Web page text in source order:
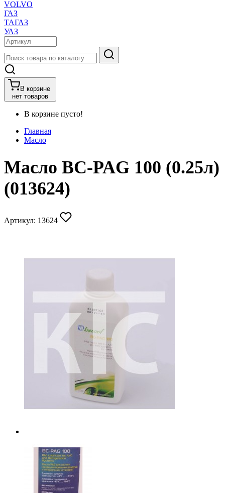
VOLVO
ГАЗ
ТАГАЗ
УАЗ
В корзине
нет товаров
В корзине пусто!
Главная
Масло
Масло BC-PAG 100 (0.25л)
(013624)
Артикул: 13624